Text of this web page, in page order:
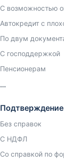
С возможностью
Автокредит с
По двум
С господдержкой
Пенсионерам
Без справок
С НДФЛ
Со справкой по